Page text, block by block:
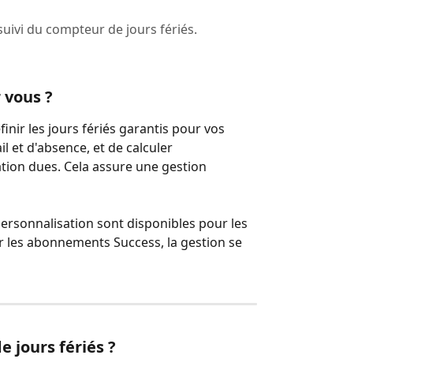
du compteur de jours fériés.
?
les jours fériés garantis pour vos
et d'absence, et de calculer
dues. Cela assure une gestion
sont disponibles pour les
abonnements Success, la gestion se
jours fériés ?